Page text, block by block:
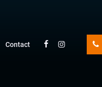
Contact